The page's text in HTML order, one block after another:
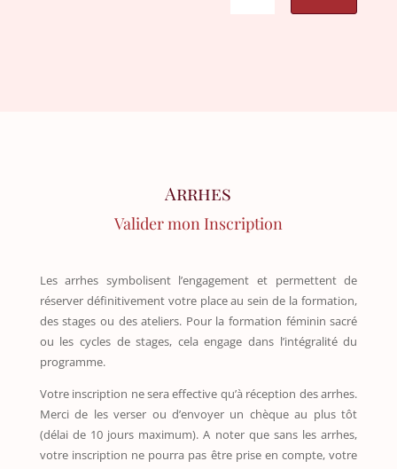
Arrhes
Valider mon Inscription
Les arrhes symbolisent l’engagement et permettent de
réserver définitivement votre place au sein de la formation,
des stages ou des ateliers. Pour la formation féminin sacré
ou les cycles de stages, cela engage dans l’intégralité du
programme.
Votre inscription ne sera effective qu’à réception des arrhes.
Merci de les verser ou d’envoyer un chèque au plus tôt
(délai de 10 jours maximum). A noter que sans les arrhes,
votre inscription ne pourra pas être prise en compte, votre